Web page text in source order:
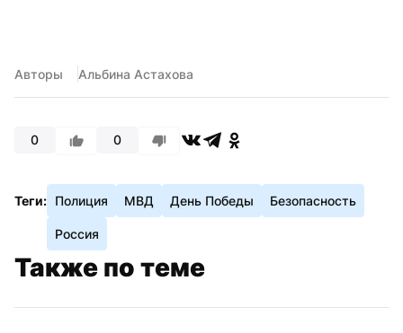
Авторы Альбина Астахова
0 0
Теги: Полиция МВД День Победы Безопасность
Россия
Также по теме